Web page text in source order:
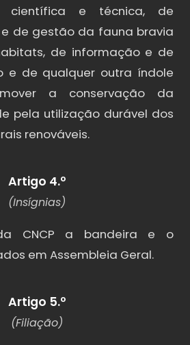
científica e técnica, de
de gestão da fauna bravia
de informação e de
e de qualquer outra índole
a conservação da
pela utilização durável dos
renováveis.
Artigo 4.º
(Insígnias)
CNCP a bandeira e o
em Assembleia Geral.
Artigo 5.º
(Filiação)